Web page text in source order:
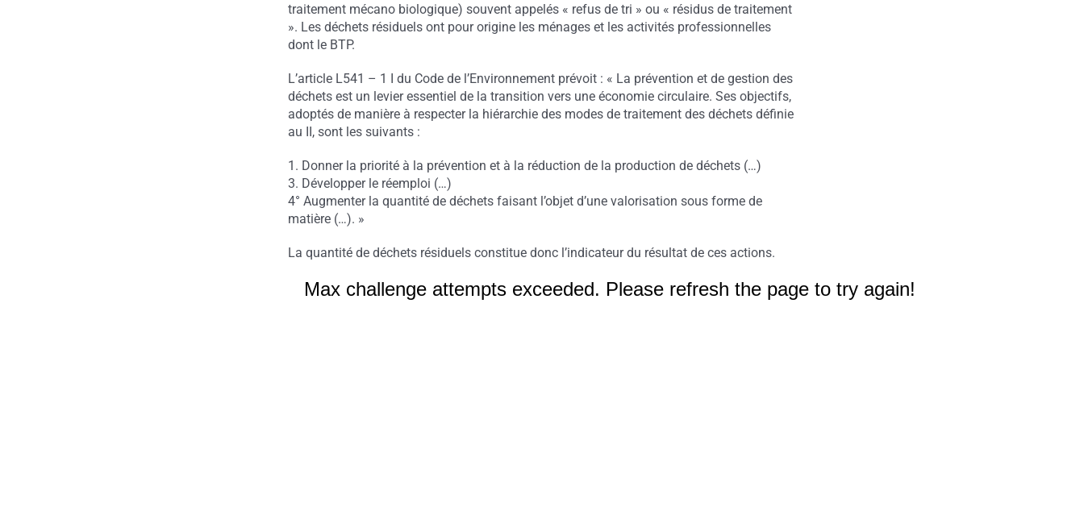
traitement mécano biologique) souvent appelés « refus de tri » ou « résidus de traitement
». Les déchets résiduels ont pour origine les ménages et les activités professionnelles
dont le BTP.
L’article L541 – 1 I du Code de l’Environnement prévoit : « La prévention et de gestion des
déchets est un levier essentiel de la transition vers une économie circulaire. Ses objectifs,
adoptés de manière à respecter la hiérarchie des modes de traitement des déchets définie
au II, sont les suivants :
1. Donner la priorité à la prévention et à la réduction de la production de déchets (…)
3. Développer le réemploi (…)
4° Augmenter la quantité de déchets faisant l’objet d’une valorisation sous forme de
matière (…). »
La quantité de déchets résiduels constitue donc l’indicateur du résultat de ces actions.